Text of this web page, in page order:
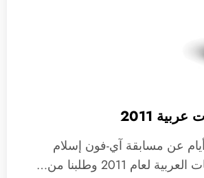
2011
عن مسابقة آي-فون إسلام
لعام 2011 وطلبنا من…